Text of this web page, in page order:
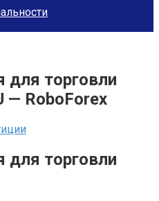
для торговли
— RoboForex
для торговли